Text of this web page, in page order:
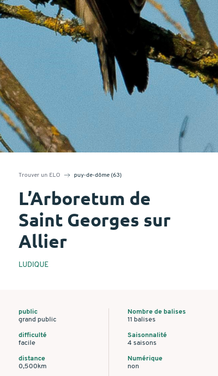
Trouver un ELO puy-de-dôme (63)
L’Arboretum de
Saint Georges sur
Allier
LUDIQUE
public
grand public
difficulté
facile
distance
0,500km
Nombre de balises
11 balises
Saisonnalité
4 saisons
Numérique
non